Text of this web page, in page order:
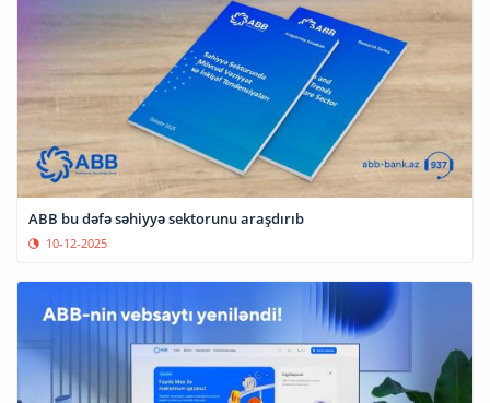
ABB bu dəfə səhiyyə sektorunu araşdırıb
10-12-2025